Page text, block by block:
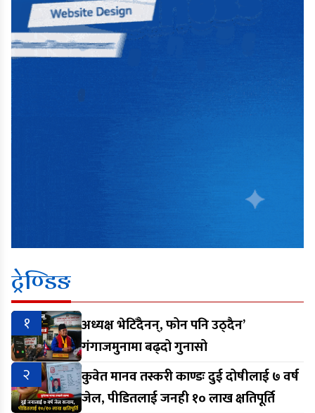
ट्रेण्डिङ
१
अध्यक्ष भेटिँदैनन्, फोन पनि उठ्दैन’
गंगाजमुनामा बढ्दो गुनासो
२
कुवेत मानव तस्करी काण्डः दुई दोषीलाई ७ वर्ष
जेल, पीडितलाई जनही १० लाख क्षतिपूर्ति